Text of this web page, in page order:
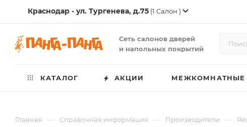
Краснодар - ул. Тургенева, д.75 (1 Салон )
Сеть салонов дверей
и напольных покрытий
КАТАЛОГ АКЦИИ МЕЖКОМНАТНЫЕ
Главная — Справочная информация — Производители —